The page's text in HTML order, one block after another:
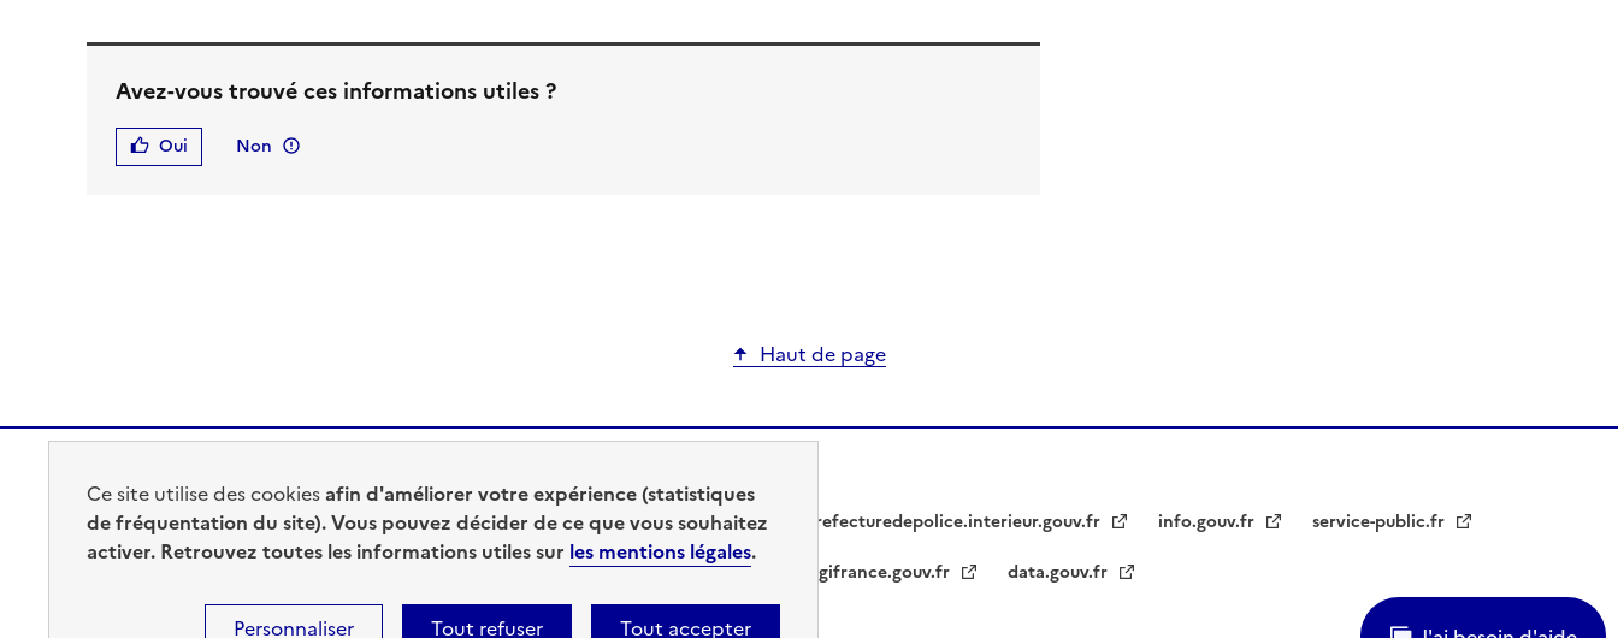
Avez-vous trouvé ces informations utiles ?
Oui Non
Haut de page
MINISTÈRE
DE L'INTÉRIEUR prefecturedepolice.interieur.gouv.fr info.gouv.fr
service-public.fr
legifrance.gouv.fr
data.gouv.fr
Ce site utilise des cookiesafin d'améliorer votre expérience (statistiques
de fréquentation du site). Vous pouvez décider de ce que vous souhaitez
activer. Retrouvez toutes les informations utiles sur les mentions légales.
Tout accepter
Tout refuser
Personnaliser